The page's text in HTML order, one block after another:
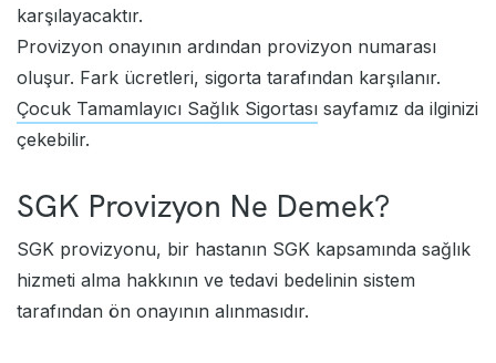
karşılayacaktır.
Provizyon onayının ardından provizyon numarası
oluşur. Fark ücretleri, sigorta tarafından karşılanır.
Çocuk Tamamlayıcı Sağlık Sigortası sayfamız da ilginizi
çekebilir.
SGK Provizyon Ne Demek?
SGK provizyonu, bir hastanın SGK kapsamında sağlık
hizmeti alma hakkının ve tedavi bedelinin sistem
tarafından ön onayının alınmasıdır.